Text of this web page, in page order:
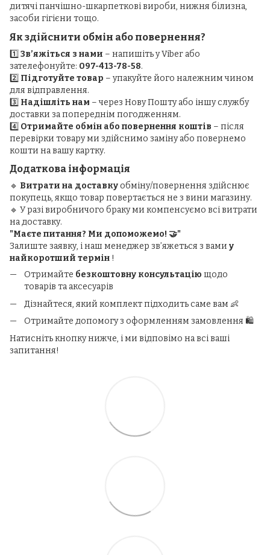
дитячі панчішно-шкарпеткові вироби, нижня білизна,
засоби гігієни тощо.
Як здійснити обмін або повернення?
1️⃣ Зв’яжіться з нами – напишіть у Viber або
зателефонуйте: 097-413-78-58.
2️⃣ Підготуйте товар – упакуйте його належним чином
для відправлення.
3️⃣ Надішліть нам – через Нову Пошту або іншу службу
доставки за попереднім погодженням.
4️⃣ Отримайте обмін або повернення коштів – після
перевірки товару ми здійснимо заміну або повернемо
кошти на вашу картку.
Додаткова інформація
🔹 Витрати на доставкуобміну/повернення здійснює
покупець, якщо товар повертається не з вини магазину.
🔹 У разі виробничого браку ми компенсуємо всі витрати
на доставку.
"Маєте питання? Ми допоможемо! 🤝"
Залиште заявку, і наш менеджер зв’яжеться з вами у
найкоротший термін !
Отримайте безкоштовну консультацію щодо
товарів та аксесуарів
Дізнайтеся, який комплект підходить саме вам 👶
Отримайте допомогу з оформленням замовлення 🛍️
Натисніть кнопку нижче, і ми відповімо на всі ваші
запитання!